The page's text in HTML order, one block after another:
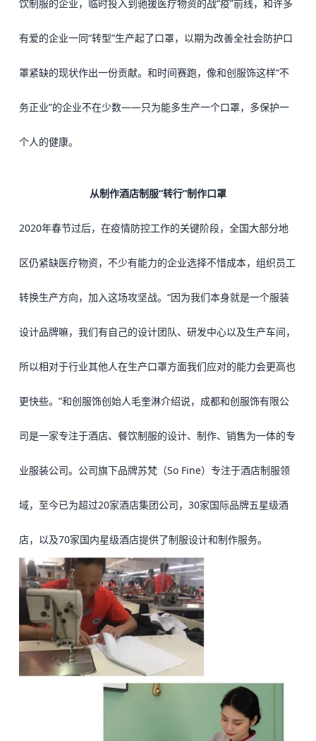
饮制服的企业，临时投入到驰援医疗物资的战“疫”前线，和许多
有爱的企业一同“转型”生产起了口罩，以期为改善全社会防护口
罩紧缺的现状作出一份贡献。和时间赛跑，像和创服饰这样“不
务正业”的企业不在少数——只为能多生产一个口罩，多保护一
个人的健康。
从制作酒店制服“转行”制作口罩
2020年春节过后，在疫情防控工作的关键阶段，全国大部分地
区仍紧缺医疗物资，不少有能力的企业选择不惜成本，组织员工
转换生产方向，加入这场攻坚战。“因为我们本身就是一个服装
设计品牌嘛，我们有自己的设计团队、研发中心以及生产车间，
所以相对于行业其他人在生产口罩方面我们应对的能力会更高也
更快些。”和创服饰创始人毛奎淋介绍说，成都和创服饰有限公
司是一家专注于酒店、餐饮制服的设计、制作、销售为一体的专
业服装公司。公司旗下品牌苏梵（So Fine）专注于酒店制服领
域，至今已为超过20家酒店集团公司，30家国际品牌五星级酒
店，以及70家国内星级酒店提供了制服设计和制作服务。